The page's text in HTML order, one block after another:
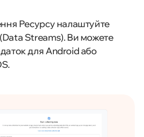
Ресурсу налаштуйте
Streams). Ви можете
для Android або